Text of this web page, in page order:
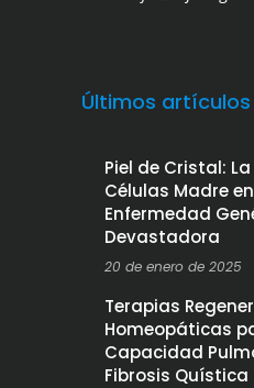
Últimos artículos
Piel de Cristal:
Células Madre
Enfermedad
Devastadora
20 de enero de 2025
Terapias
Homeopáticas
Capacidad
Fibrosis Quística